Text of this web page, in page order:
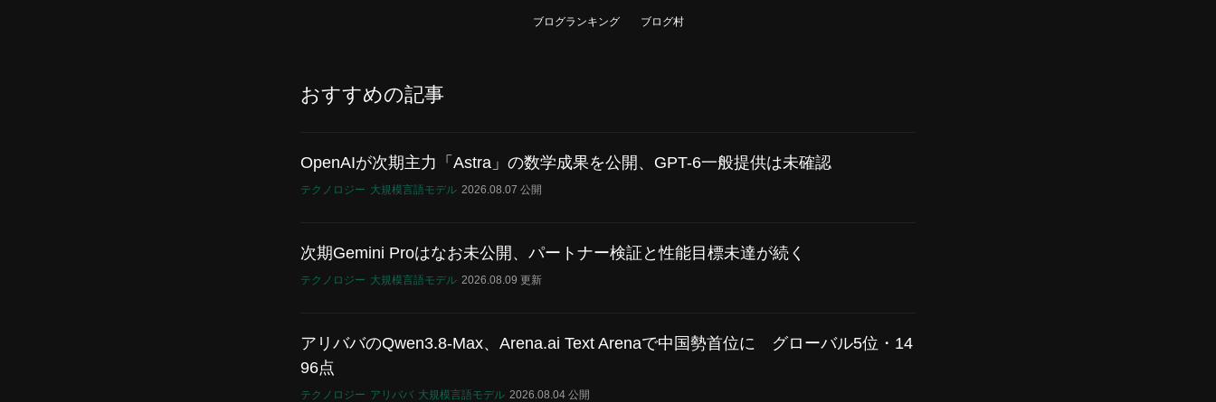
ブログランキング ブログ村
おすすめの記事
OpenAIが次期主力「Astra」の数学成果を公開、GPT-6一般提供は未確認
テクノロジー 大規模言語モデル 2026.08.07 公開
次期Gemini Proはなお未公開、パートナー検証と性能目標未達が続く
テクノロジー 大規模言語モデル 2026.08.09 更新
アリババのQwen3.8-Max、Arena.ai Text Arenaで中国勢首位に グローバル5位・14
96点
テクノロジー アリババ 大規模言語モデル 2026.08.04 公開